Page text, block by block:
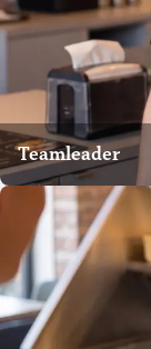
Teamleader